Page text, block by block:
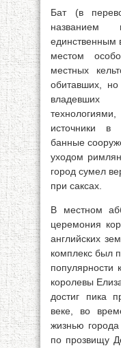
Бат (в
названием
единственным
местом
местных
обитавших,
владевших
источники в
банные
уходом
город сумел
при саксах.
В местном
церемония
английских
комплекс был
популярности
королевы
достиг пика
веке, во
жизнью
по прозвищу